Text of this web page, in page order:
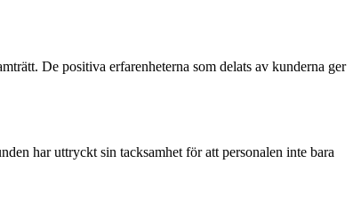
De positiva erfarenheterna som delats av kunderna ger
har uttryckt sin tacksamhet för att personalen inte bara